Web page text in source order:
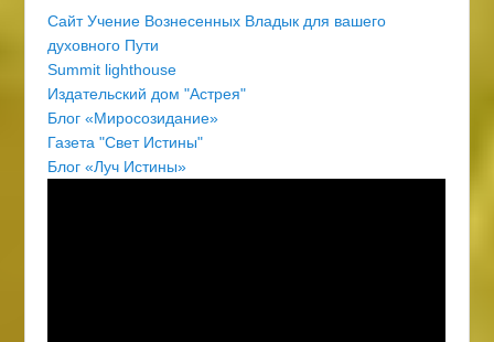
Сайт Учение Вознесенных Владык для вашего
духовного Пути
Summit lighthouse
Издательский дом "Астрея"
Блог «Миросозидание»
Газета "Свет Истины"
Блог «Луч Истины»